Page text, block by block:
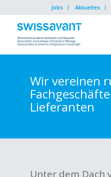
Jobs Aktuelles
Wir vereinen
Lieferanten
Unter dem Dach